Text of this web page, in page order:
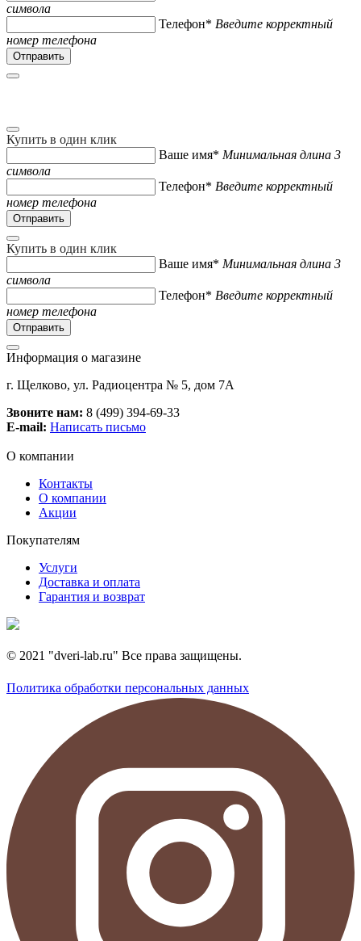
символа
Телефон* Введите корректный
номер телефона
Купить в один клик
Ваше имя* Минимальная длина 3
символа
Телефон* Введите корректный
номер телефона
Купить в один клик
Ваше имя* Минимальная длина 3
символа
Телефон* Введите корректный
номер телефона
Информация о магазине
г. Щелково, ул. Радиоцентра № 5, дом 7А
Звоните нам: 8 (499) 394-69-33
E-mail: Написать письмо
О компании
Контакты
О компании
Акции
Покупателям
Услуги
Доставка и оплата
Гарантия и возврат
© 2021 "dveri-lab.ru" Все права защищены.
Политика обработки персональных данных